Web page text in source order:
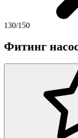
130/150
Фитинг